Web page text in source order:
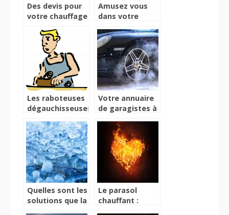
Des devis pour
votre chauffage
professionnels
Amusez vous
dans votre
une table
pliante
Les raboteuses
dégauchisseuses,
bons plans
Votre annuaire
de garagistes à
Quelles sont les
solutions que la
Le parasol
chauffant :